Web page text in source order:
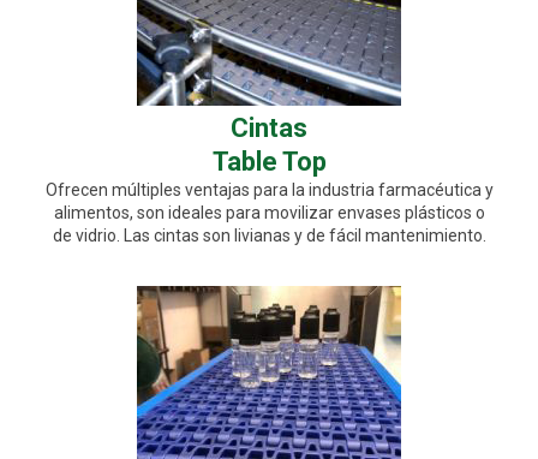
Cintas
Table Top
Ofrecen múltiples ventajas para la industria farmacéutica y
alimentos, son ideales para movilizar envases plásticos o
de vidrio. Las cintas son livianas y de fácil mantenimiento.